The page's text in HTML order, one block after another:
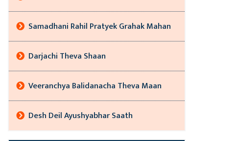
Samadhani Rahil Pratyek Grahak Mahan
Darjachi Theva Shaan
Veeranchya Balidanacha Theva Maan
Desh Deil Ayushyabhar Saath